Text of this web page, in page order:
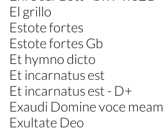
El grillo
Estote fortes
Estote fortes Gb
Et hymno dicto
Et incarnatus est
Et incarnatus est - D+
Exaudi Domine voce meam
Exultate Deo